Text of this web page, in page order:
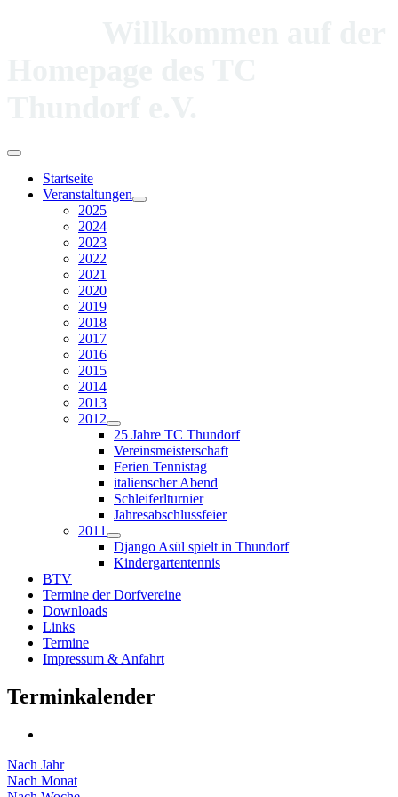
Startseite
Veranstaltungen
2025
2024
2023
2022
2021
2020
2019
2018
2017
2016
2015
2014
2013
2012
25 Jahre TC Thundorf
Vereinsmeisterschaft
Ferien Tennistag
italienscher Abend
Schleiferlturnier
Jahresabschlussfeier
2011
Django Asül spielt in Thundorf
Kindergartentennis
BTV
Termine der Dorfvereine
Downloads
Links
Termine
Impressum & Anfahrt
Terminkalender
Nach Jahr
Nach Monat